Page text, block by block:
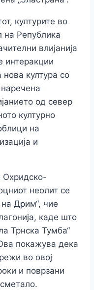
културите во
на Република
влијанија
интеракции
култура со
од север
културно
на
и
Охридско-
неолит се
на Дрим“, чие
каде што
Трнска Тумба“
покажува дека
во овој
и поврзани